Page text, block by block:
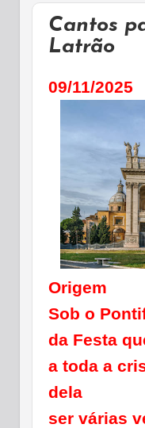
Cantos
Latrão
09/11/2025
Origem
Sob o
da Festa
a toda a
dela
ser várias